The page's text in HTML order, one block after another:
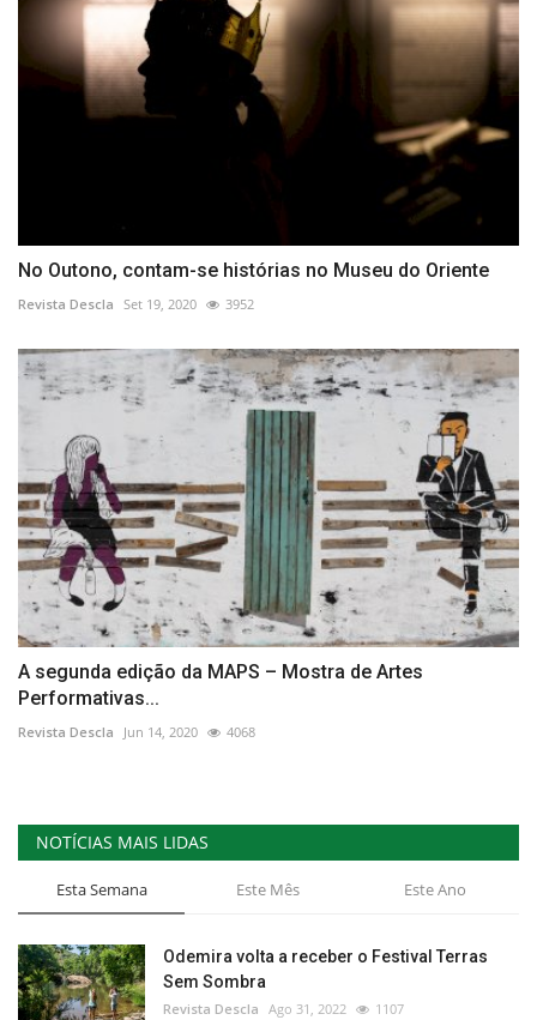
No Outono, contam-se histórias no Museu do Oriente
Revista Descla Set 19, 2020 3952
A segunda edição da MAPS – Mostra de Artes
Performativas...
Revista Descla Jun 14, 2020 4068
NOTÍCIAS MAIS LIDAS
Esta Semana Este Mês Este Ano
Odemira volta a receber o Festival Terras
Sem Sombra
Revista Descla Ago 31, 2022 1107